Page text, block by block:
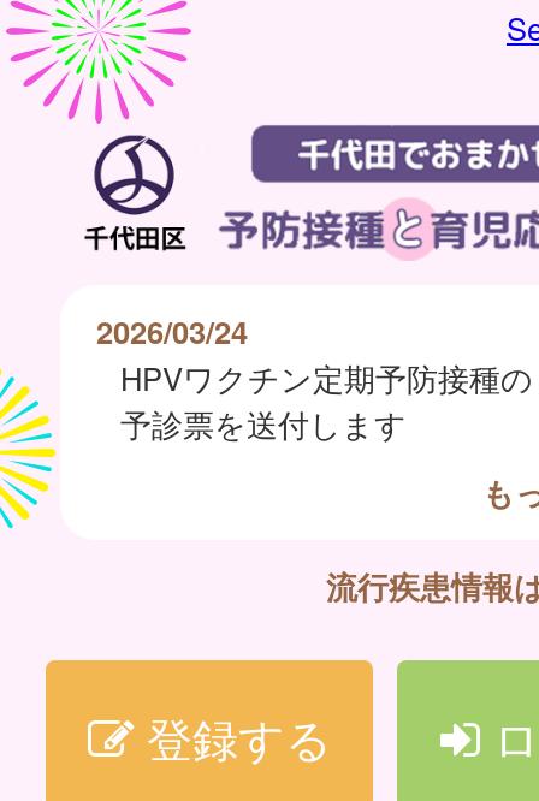
2026/03/24
HPVワクチン定期予防接種の
予診票を送付します
も
流行疾患情報
登録する